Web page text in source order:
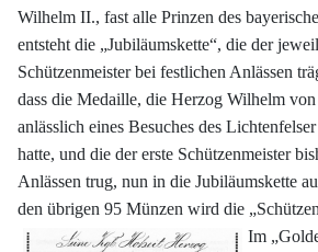
Wilhelm II., fast alle Prinzen des
entsteht die „Jubiläumskette“, die der
Schützenmeister bei festlichen Anlässen
dass die Medaille, die Herzog Wilhelm
anlässlich eines Besuches des
hatte, und die der erste Schützenmeister
Anlässen trug, nun in die Jubiläumskette
den übrigen 95 Münzen wird die
Im